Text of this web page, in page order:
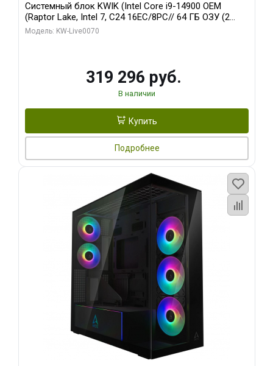
Системный блок KWIK (Intel Core i9-14900 OEM
(Raptor Lake, Intel 7, C24 16EC/8PC// 64 ГБ ОЗУ (2
модуля)/ Gigabyte RTX5080 XTREME WATERFORCE
Модель: KW-Live0070
319 296 руб.
В наличии
Купить
Подробнее